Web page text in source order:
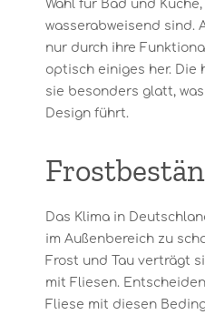
Wahl für Bad und
wasserabweisend sind.
nur durch ihre
optisch einiges her. Die
sie besonders glatt,
Design führt.
Das Klima in
im Außenbereich zu
Frost und Tau verträgt
mit Fliesen.
Fliese mit diesen